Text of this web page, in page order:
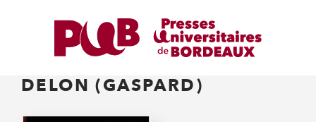
DELON (GASPARD)